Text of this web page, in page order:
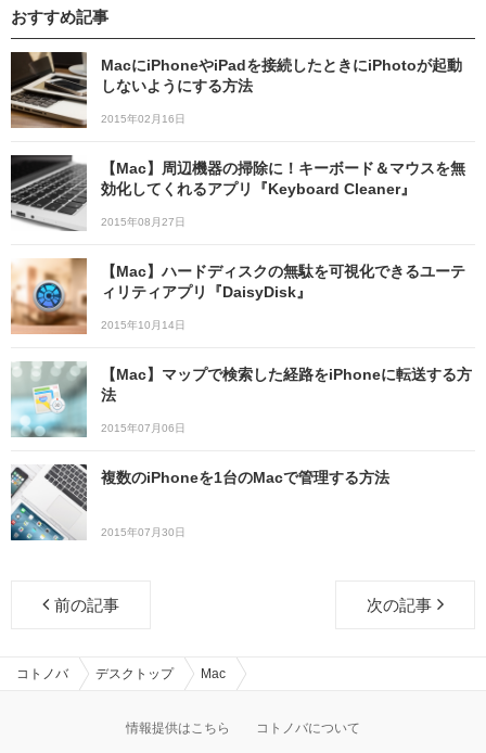
おすすめ記事
MacにiPhoneやiPadを接続したときにiPhotoが起動
しないようにする方法
2015年02月16日
【Mac】周辺機器の掃除に！キーボード＆マウスを無
効化してくれるアプリ『Keyboard Cleaner』
2015年08月27日
【Mac】ハードディスクの無駄を可視化できるユーテ
ィリティアプリ『DaisyDisk』
2015年10月14日
【Mac】マップで検索した経路をiPhoneに転送する方
法
2015年07月06日
複数のiPhoneを1台のMacで管理する方法
2015年07月30日
前の記事 次の記事
コトノバ デスクトップ Mac
情報提供はこちら コトノバについて